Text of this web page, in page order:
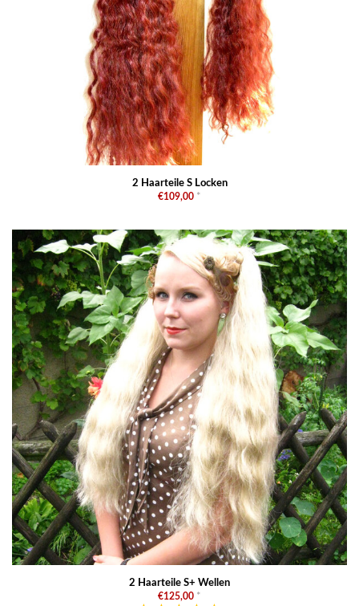
2 Haarteile S Locken
€109,00 *
2 Haarteile S+ Wellen
€125,00 *